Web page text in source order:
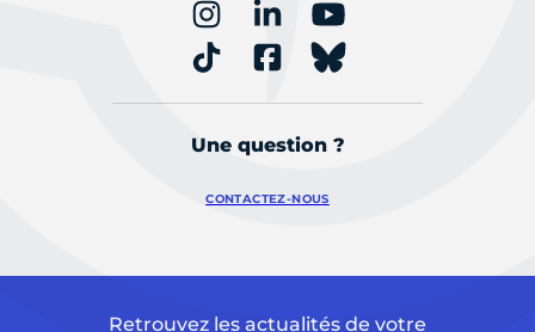
Une question ?
CONTACTEZ-NOUS
Retrouvez les actualités de votre